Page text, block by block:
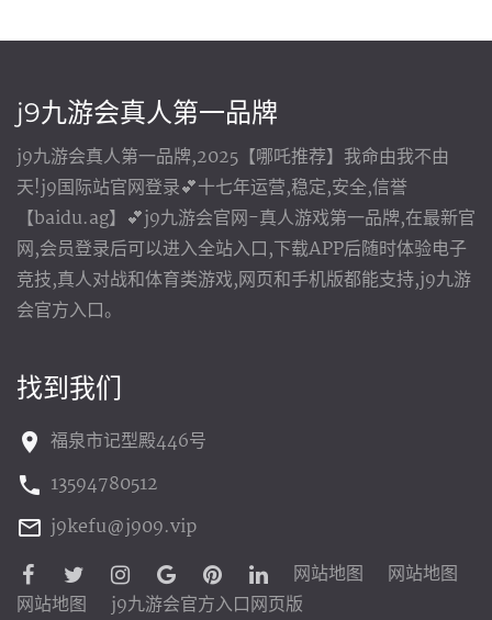
j9九游会真人第一品牌
j9九游会真人第一品牌,2025【哪吒推荐】我命由我不由
天!j9国际站官网登录💕十七年运营,稳定,安全,信誉
【baidu.ag】💕j9九游会官网-真人游戏第一品牌,在最新官
网,会员登录后可以进入全站入口,下载APP后随时体验电子
竞技,真人对战和体育类游戏,网页和手机版都能支持,j9九游
会官方入口。
找到我们
福泉市记型殿446号
13594780512
j9kefu@j909.vip
网站地图
网站地图
网站地图
j9九游会官方入口网页版